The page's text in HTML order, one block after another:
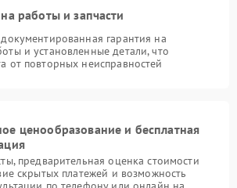
работы и запчасти
гарантия на
и установленные детали, что
от повторных неисправностей
ценообразование и бесплатная
предварительная оценка стоимости
скрытых платежей и возможность